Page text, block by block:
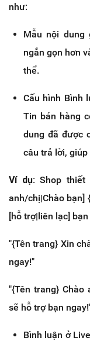
như:
Mẫu nội dung
ngắn gọn hơn
thể.
Cấu hình Bình
Tin bán hàng
dung đã được
câu trả lời,
Ví dụ:Shop thiết
anh/chị|Chào bạn]
[hỗ trợ|liên lạc]
"{Tên trang} Xin
ngay!"
"{Tên trang} Chào
sẽ hỗ trợ bạn
Bình luận ở